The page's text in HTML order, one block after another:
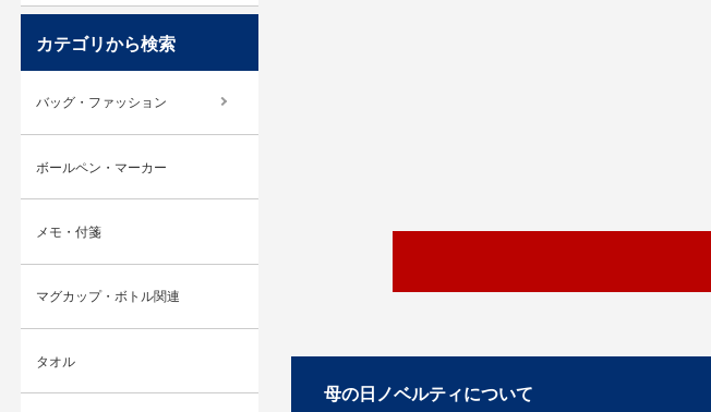
母の日ノベルティについて
カテゴリから検索
バッグ・ファッション
ボールペン・マーカー
メモ・付箋
マグカップ・ボトル関連
タオル